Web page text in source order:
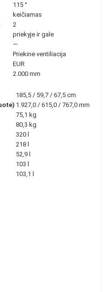
115 °
keičiamas
2
priekyje ir gale
—
Priekinė ventiliacija
EUR
2.000 mm
185,5 / 59,7 / 67,5 cm
1.927,0 / 615,0 / 767,0 mm
75,1 kg
80,3 kg
320 l
218 l
52,9 l
103 l
103,1 l